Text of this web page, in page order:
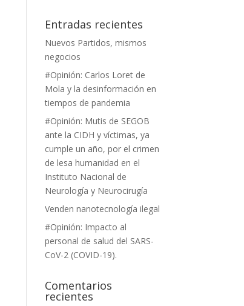
Entradas recientes
Nuevos Partidos, mismos
negocios
#Opinión: Carlos Loret de
Mola y la desinformación en
tiempos de pandemia
#Opinión: Mutis de SEGOB
ante la CIDH y víctimas, ya
cumple un año, por el crimen
de lesa humanidad en el
Instituto Nacional de
Neurología y Neurocirugía
Venden nanotecnología ilegal
#Opinión: Impacto al
personal de salud del SARS-
CoV-2 (COVID-19).
Comentarios
recientes